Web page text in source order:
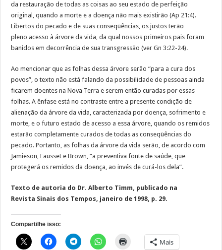
da restauração de todas as coisas ao seu estado de perfeição
original, quando a morte e a doença não mais existirão (Ap 21:4).
Libertos do pecado e de suas conseqüências, os justos terão
pleno acesso à árvore da vida, da qual nossos primeiros pais foram
banidos em decorrência de sua transgressão (ver Gn 3:22-24).
Ao mencionar que as folhas dessa árvore serão “para a cura dos
povos”, o texto não está falando da possibilidade de pessoas ainda
ficarem doentes na Nova Terra e serem então curadas por essas
folhas. A ênfase está no contraste entre a presente condição de
alienação da árvore da vida, caracterizada por doença, sofrimento e
morte, e o futuro estado de acesso a essa árvore, quando os remidos
estarão completamente curados de todas as conseqüências do
pecado. Portanto, as folhas da árvore da vida serão, de acordo com
Jamieson, Fausset e Brown, “a preventiva fonte de saúde, que
protegerá os remidos da doença, ao invés de curá-los dela”.
Texto de autoria do Dr. Alberto Timm, publicado na
Revista Sinais dos Tempos, janeiro de 1998, p. 29.
Compartilhe isso:
Mais